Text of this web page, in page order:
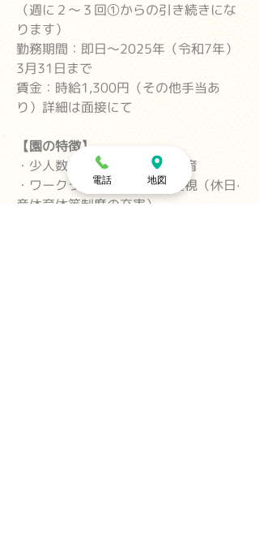
（週に２〜３回①からの引き続きにな
ります）
勤務期間：即日～2025年（令和7年）
3月31日まで
賃金：時給1,300円（その他手当あ
り）詳細は面接にて
【園の特徴】
・少人数制できめ細やかな保育
・ワークライフバランスの重視（休日·
産休育休等制度の充実）
電話 地図